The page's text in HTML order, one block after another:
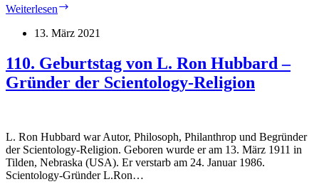
Weiterlesen
Württemberg:
Mitglied
ist
verfassungstreu
13. März 2021
110. Geburtstag von L. Ron Hubbard –
Gründer der Scientology-Religion
L. Ron Hubbard war Autor, Philosoph, Philanthrop und Begründer
der Scientology-Religion. Geboren wurde er am 13. März 1911 in
Tilden, Nebraska (USA). Er verstarb am 24. Januar 1986.
Scientology-Gründer L.Ron…